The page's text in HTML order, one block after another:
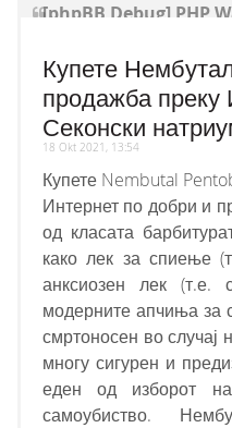
[phpBB Debug] PHP
[ROOT]/vendor/
on line1236:count():
array or an object
Купете
продажба преку
Секонски
18 Okt 2021, 13:54
Купете Nembutal
Интернет по добри и
од класата
како лек за спиење
анксиозен лек (т.е.
модерните апчиња за
смртоносен во случај
многу сигурен и
еден од изборот
самоубиство.